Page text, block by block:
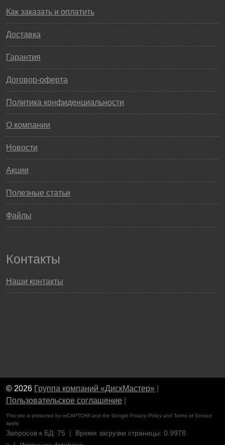
Как заказать и оплатить
Доставка
Гарантия
Договор-оферта
Политика конфиденциальности
О компании
Новости
Акции
Полезные статьи
Файлы
Контакты
Наши контакты
© 2026 Группа компаний «ДискМастер»
Пользовательское соглашение
This site is protected by reCAPTCHA and the Google Privacy Policy and Terms of Service
apply.
Запросов к БД: 75 | Время загрузки страницы: 0.9978